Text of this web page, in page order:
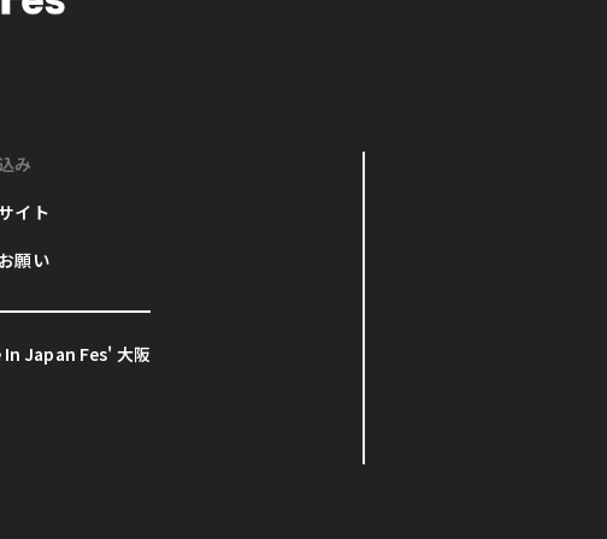
み
イト
願い
Japan Fes' 大阪